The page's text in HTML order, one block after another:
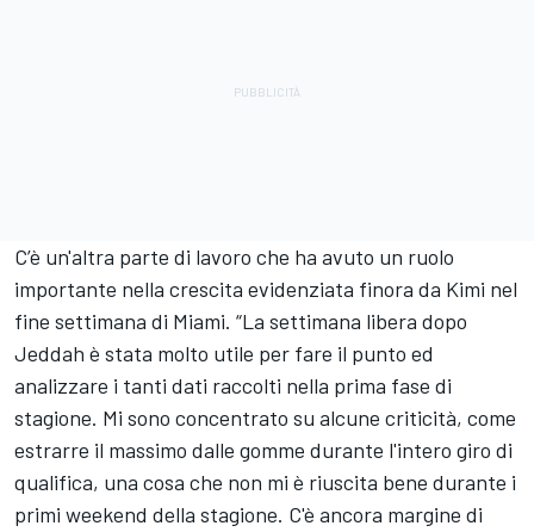
C’è un'altra parte di lavoro che ha avuto un ruolo
importante nella crescita evidenziata finora da Kimi nel
fine settimana di Miami. “La settimana libera dopo
Jeddah è stata molto utile per fare il punto ed
analizzare i tanti dati raccolti nella prima fase di
stagione. Mi sono concentrato su alcune criticità, come
estrarre il massimo dalle gomme durante l'intero giro di
qualifica, una cosa che non mi è riuscita bene durante i
primi weekend della stagione. C'è ancora margine di